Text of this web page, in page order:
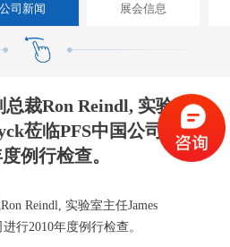
公司新闻 展会信息
总裁Ron Reindl, 实验室主
莅临PFS中国公司进行
例行检查。
Reindl, 实验室主任James
行2010年度例行检查。